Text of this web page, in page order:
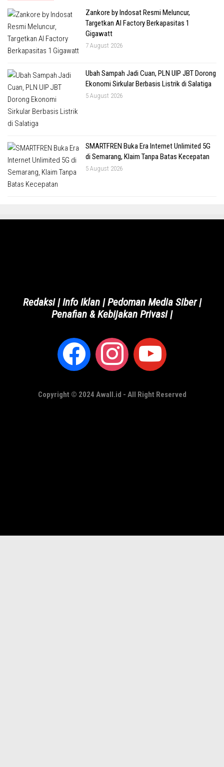
Zankore by Indosat Resmi Meluncur,
Targetkan AI Factory Berkapasitas 1
Gigawatt
7 August 2026
Ubah Sampah Jadi Cuan, PLN UIP JBT Dorong
Ekonomi Sirkular Berbasis Listrik di Salatiga
5 August 2026
SMARTFREN Buka Era Internet Unlimited 5G
di Semarang, Klaim Tanpa Batas Kecepatan
5 August 2026
Redaksi|Info Iklan|Pedoman Media Siber|
Penafian & Kebijakan Privasi|
Copyright © 2024 Awall.id - All Right Reserved